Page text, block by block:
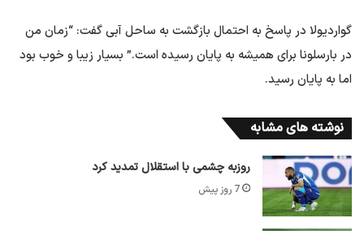
گواردیولا در پاسخ به احتمال بازگشت به ساحل آبی گفت: “زمان من
در بارسلونا برای همیشه به پایان رسیده است.” بسیار زیبا و خوب بود
اما به پایان رسید.
نوشته های مشابه
روزبه چشمی با استقلال تمدید کرد
7 روز پیش